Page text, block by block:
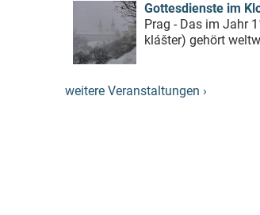
Gottesdienste im
Prag - Das im Jahr
klášter) gehört
weitere Veranstaltungen ›